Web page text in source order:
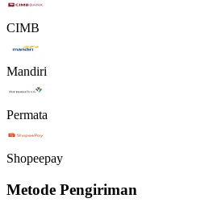
CIMB
Mandiri
Permata
Shopeepay
Metode Pengiriman